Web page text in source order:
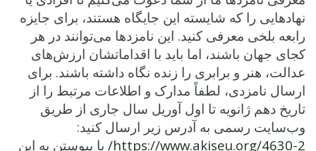
نهادهایی را که شایسته این جایگاه هستند، برای جایزه
رابعه بلخی معرفی کنید. این نامزدها می‌توانند در هر
کجای جهان باشند، اما باید با اقداماتشان ارزش‌های
عدالت، هنر و برابری را زنده نگاه داشته باشند. برای
ارسال نامزدی، لطفاً مدارک و اطلاعات مرتبط را از
تاریخ دهم ژانویه تا اول آوریل سال جاری از طریق
وب‌سایت رسمی به آدرس زیر ارسال کنید:
https://www.akiseu.org/4630-2/ با پیوستن به این